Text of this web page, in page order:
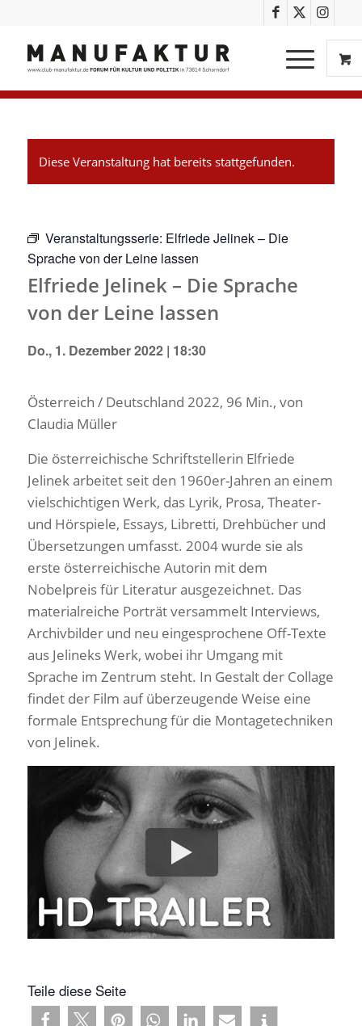
Diese Veranstaltung hat bereits stattgefunden.
Veranstaltungsserie: Elfriede Jelinek – Die
Sprache von der Leine lassen
Elfriede Jelinek – Die Sprache
von der Leine lassen
Do., 1. Dezember 2022 | 18:30
Österreich / Deutschland 2022, 96 Min., von
Claudia Müller
Die österreichische Schriftstellerin Elfriede
Jelinek arbeitet seit den 1960er-Jahren an einem
vielschichtigen Werk, das Lyrik, Prosa, Theater-
und Hörspiele, Essays, Libretti, Drehbücher und
Übersetzungen umfasst. 2004 wurde sie als
erste österreichische Autorin mit dem
Nobelpreis für Literatur ausgezeichnet. Das
materialreiche Porträt versammelt Interviews,
Archivbilder und neu eingesprochene Off-Texte
aus Jelineks Werk, wobei ihr Umgang mit
Sprache im Zentrum steht. In Gestalt der Collage
findet der Film auf überzeugende Weise eine
formale Entsprechung für die Montagetechniken
von Jelinek.
Teile diese Seite